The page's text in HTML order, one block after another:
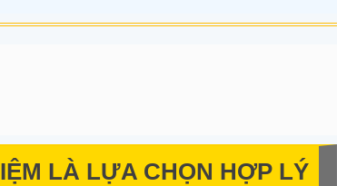
LÀ LỰA CHỌN HỢP LÝ